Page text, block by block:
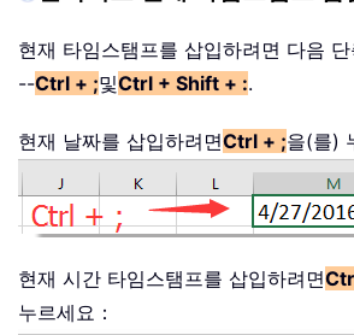
현재 타임스탬프를 삽입하려면 다음
--Ctrl + ;및Ctrl + Shift + :.
현재 날짜를 삽입하려면Ctrl + ;을(를)
현재 시간 타임스탬프를 삽입하려면
누르세요：